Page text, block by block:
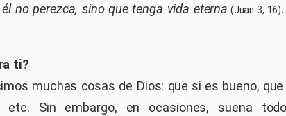
no perezca, sino que tenga vida eterna (Juan 3, 16)
ti?
muchas cosas de Dios: que si es bueno,
etc. Sin embargo, en ocasiones, suena